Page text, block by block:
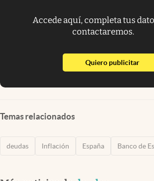
Accede aquí, completa tus
contactaremos.
Quiero publicitarabre
Temas relacionados
deudas Inflación España Banco de